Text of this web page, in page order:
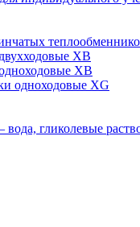
XB
ХВ
одноходовые ХG
вода, гликолевые